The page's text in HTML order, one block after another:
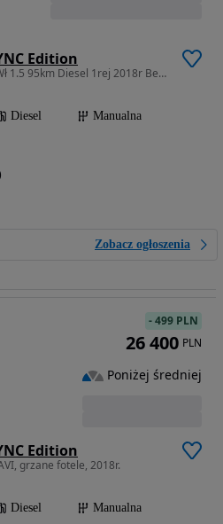
Edition
1498 cm3 • 95 KM • SalonPL 1Wł 1.5 95km Diesel 1rej 2018r Bezwypadkowy Bardzo ładny stan!
Diesel
Manualna
Zobacz ogłoszenia
Edition
grzane fotele, 2018r.
Diesel
Manualna
-499 PLN
26 400 PLN
Poniżej średniej